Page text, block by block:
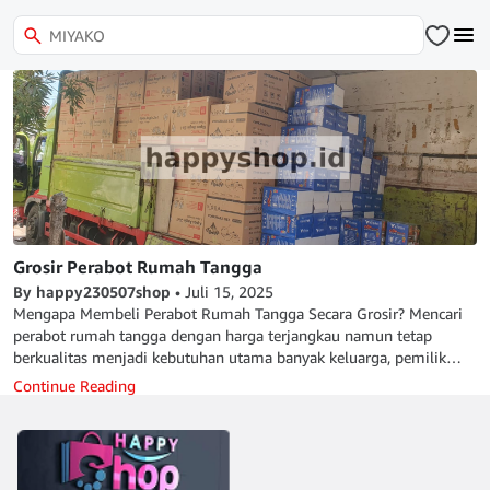
Grosir Perabot Rumah Tangga
By happy230507shop • Juli 15, 2025
Mengapa Membeli Perabot Rumah Tangga Secara Grosir? Mencari
perabot rumah tangga dengan harga terjangkau namun tetap
berkualitas menjadi kebutuhan utama banyak keluarga, pemilik
bisnis, hingga reseller. Salah satu solusi terbaik adalah membeli
perabot rumah tangga secara grosir. Dengan sistem grosir, Anda
serta mendapatkan stok dalam jumlah besar untuk kebutuhan
pribadi maupun usaha. Keuntungan Membeli di Grosir Perabot
Continue Reading